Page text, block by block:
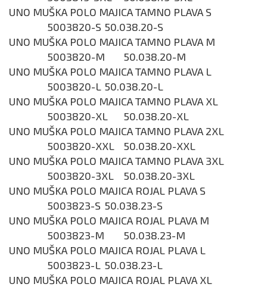
UNO MUŠKA POLO MAJICA TAMNO PLAVA S
5003820-S 50.038.20-S
UNO MUŠKA POLO MAJICA TAMNO PLAVA M
5003820-M
50.038.20-M
UNO MUŠKA POLO MAJICA TAMNO PLAVA L
5003820-L 50.038.20-L
UNO MUŠKA POLO MAJICA TAMNO PLAVA XL
5003820-XL
50.038.20-XL
UNO MUŠKA POLO MAJICA TAMNO PLAVA 2XL
5003820-XXL
50.038.20-XXL
UNO MUŠKA POLO MAJICA TAMNO PLAVA 3XL
5003820-3XL
50.038.20-3XL
UNO MUŠKA POLO MAJICA ROJAL PLAVA S
5003823-S 50.038.23-S
UNO MUŠKA POLO MAJICA ROJAL PLAVA M
5003823-M
50.038.23-M
UNO MUŠKA POLO MAJICA ROJAL PLAVA L
5003823-L 50.038.23-L
UNO MUŠKA POLO MAJICA ROJAL PLAVA XL